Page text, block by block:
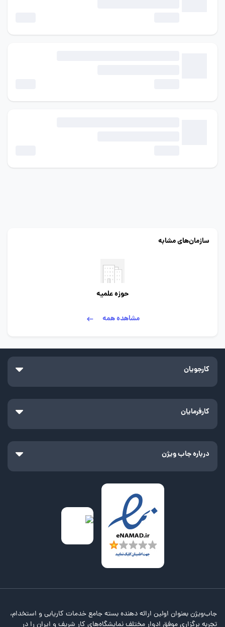
سازمان‌های مشابه
حوزه علمیه
مشاهده همه
کارجویان
کارفرمایان
درباره جاب ویژن
جاب‌ویژن بعنوان اولین ارائه دهنده بسته جامع خدمات کاریابی و استخدام،
تجربه برگزاری موفق ادوار مختلف نمایشگاه‌های کار شریف و ایران را در